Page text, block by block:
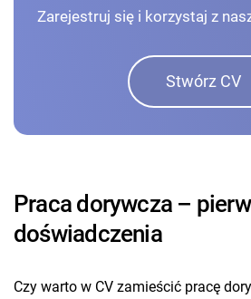
Zarejestruj się i korzystaj z
Stwórz CV
Praca dorywcza –
doświadczenia
Czy warto w CV zamieścić pracę